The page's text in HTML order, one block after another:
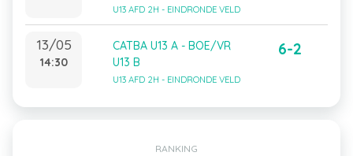
U13 AFD 2H - EINDRONDE VELD
13/05
14:30
CATBA U13 A - BOE/VR
U13 B
U13 AFD 2H - EINDRONDE VELD
6-2
RANKING